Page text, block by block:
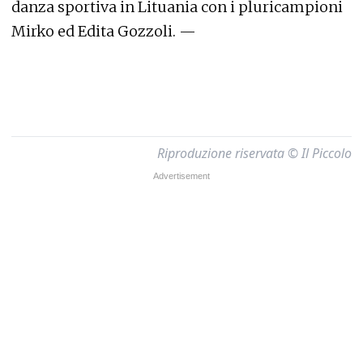
danza sportiva in Lituania con i pluricampioni
Mirko ed Edita Gozzoli. —
Riproduzione riservata © Il Piccolo